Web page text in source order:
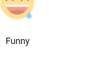
Funny